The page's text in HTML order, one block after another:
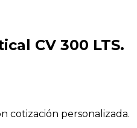
CV 300 LTS.
cotización personalizada.